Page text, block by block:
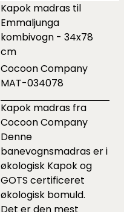
Kapok madras til
Emmaljunga
kombivogn - 34x78
cm
Cocoon Company
MAT-034078
Kapok madras fra
Cocoon Company
Denne
banevognsmadras er i
økologisk Kapok og
GOTS certificeret
økologisk bomuld.